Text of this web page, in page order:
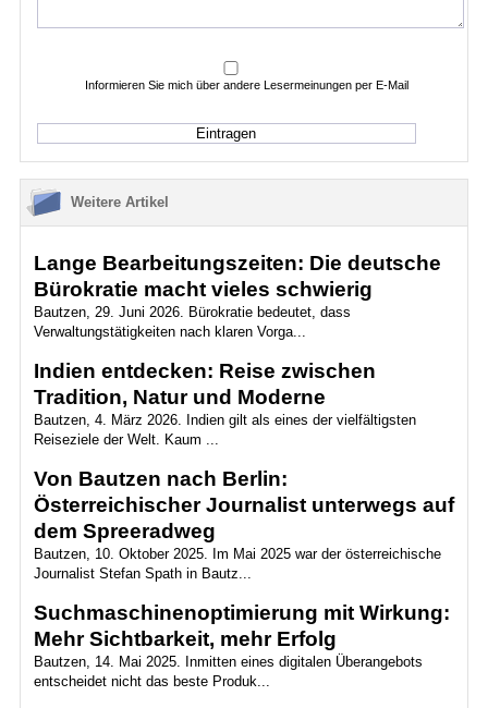
Informieren Sie mich über andere Lesermeinungen per E-Mail
Weitere Artikel
Lange Bearbeitungszeiten: Die deutsche
Bürokratie macht vieles schwierig
Bautzen, 29. Juni 2026. Bürokratie bedeutet, dass
Verwaltungstätigkeiten nach klaren Vorga...
Indien entdecken: Reise zwischen
Tradition, Natur und Moderne
Bautzen, 4. März 2026. Indien gilt als eines der vielfältigsten
Reiseziele der Welt. Kaum ...
Von Bautzen nach Berlin:
Österreichischer Journalist unterwegs auf
dem Spreeradweg
Bautzen, 10. Oktober 2025. Im Mai 2025 war der österreichische
Journalist Stefan Spath in Bautz...
Suchmaschinenoptimierung mit Wirkung:
Mehr Sichtbarkeit, mehr Erfolg
Bautzen, 14. Mai 2025. Inmitten eines digitalen Überangebots
entscheidet nicht das beste Produk...